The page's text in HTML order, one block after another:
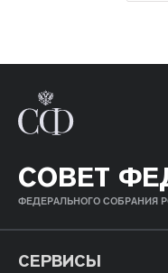
СОВЕТ
ФЕДЕРАЛЬНОГО СОБРАНИЯ
СЕРВИСЫ